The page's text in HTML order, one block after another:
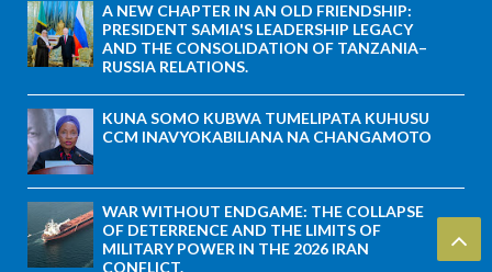
A NEW CHAPTER IN AN OLD FRIENDSHIP:
PRESIDENT SAMIA'S LEADERSHIP LEGACY
AND THE CONSOLIDATION OF TANZANIA–
RUSSIA RELATIONS.
KUNA SOMO KUBWA TUMELIPATA KUHUSU
CCM INAVYOKABILIANA NA CHANGAMOTO
WAR WITHOUT ENDGAME: THE COLLAPSE
OF DETERRENCE AND THE LIMITS OF
MILITARY POWER IN THE 2026 IRAN
CONFLICT.